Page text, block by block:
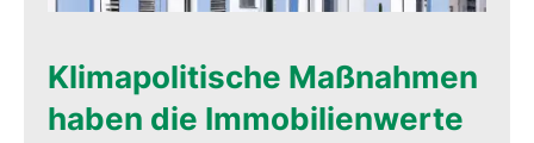
Klimapolitische Maßnahmen
haben die Immobilienwerte